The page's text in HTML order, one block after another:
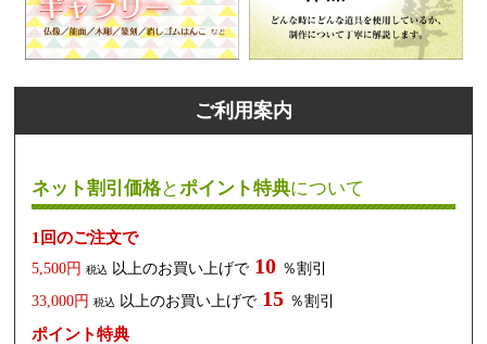
ご利用案内
ネット割引価格とポイント特典について
1回のご注文で
5,500円 税込 以上のお買い上げで 10 ％割引
33,000円 税込 以上のお買い上げで 15 ％割引
ポイント特典